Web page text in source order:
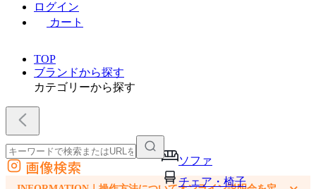
ログイン
カート
TOP
ブランドから探す
カテゴリーから探す
ソファ
チェア・椅子
外部サイトの商品をカートに追加
他のサイトで見つけた商品ページのURLを貼り付けて、カートに追加できます
画像検索